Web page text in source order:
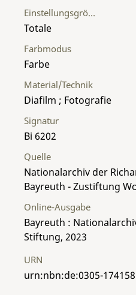
Material/Technik
Diafilm ; Fotografie
Einstellungsgröße
Totale
Farbmodus
Farbe
Signatur
Bi 6202
Quelle
Nationalarchiv der
Bayreuth - Zustiftung
Online-Ausgabe
Bayreuth :
Stiftung, 2023
URN
urn:nbn:de:0305-174158